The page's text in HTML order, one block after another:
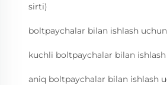
sirti)
boltpaychalar bilan ishlash
kuchli boltpaychalar bilan
aniq boltpaychalar bilan ishlash